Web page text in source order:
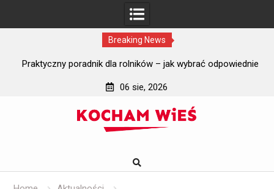
Breaking News
Praktyczny poradnik dla rolników – jak wybrać odpowiednie
06 sie, 2026